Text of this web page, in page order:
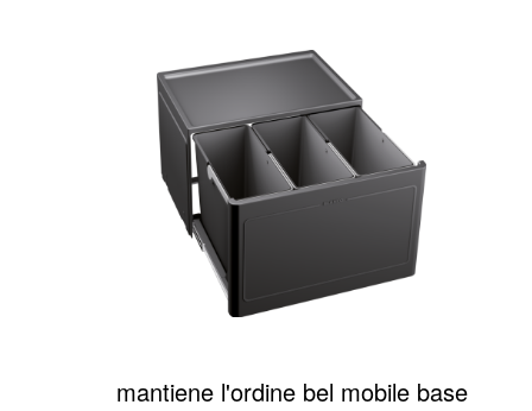
mantiene l'ordine bel mobile base